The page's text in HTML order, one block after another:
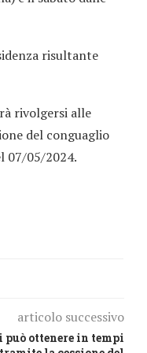
risultante
rivolgersi alle
del conguaglio
07/05/2024.
articolo successivo
può ottenere in tempi